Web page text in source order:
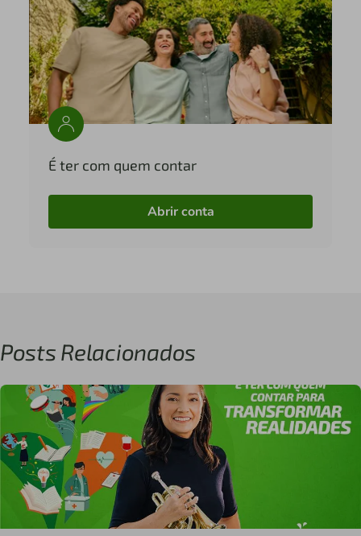
É ter com quem contar
Abrir conta
Posts Relacionados